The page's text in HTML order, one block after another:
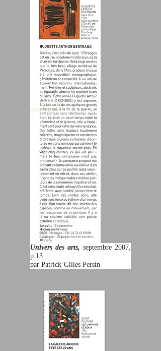
Univers des arts, septembre 2007,
p.13
par Patrick-Gilles Persin